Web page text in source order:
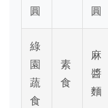
圓
圓
綠
園
蔬
食
素
食
麻
醬
麵